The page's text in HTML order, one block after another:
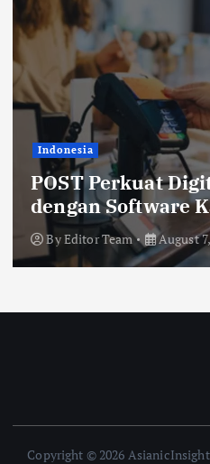
Indonesia
BRI Finance
GIIAS 2026
Pembiayaan
ByEditor Team August
Copyright © 2026